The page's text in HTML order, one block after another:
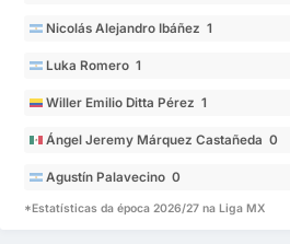
Nicolás Alejandro Ibáñez 1
Luka Romero 1
Willer Emilio Ditta Pérez 1
Ángel Jeremy Márquez Castañeda 0
Agustín Palavecino 0
*Estatísticas da época 2026/27 na Liga MX